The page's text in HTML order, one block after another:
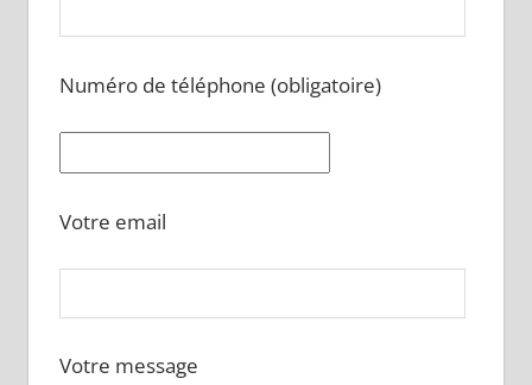
Numéro de téléphone (obligatoire)
Votre email
Votre message